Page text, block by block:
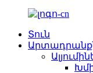
Տուն